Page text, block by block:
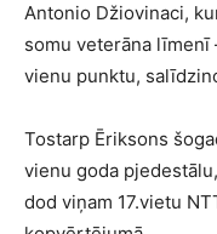
Antonio Džiovinaci,
somu veterāna līmenī
vienu punktu,
Tostarp Ēriksons
vienu goda
dod viņam 17.vietu